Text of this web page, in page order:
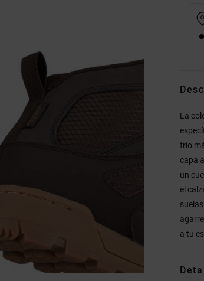
La
frío
capa
un
el
a tu